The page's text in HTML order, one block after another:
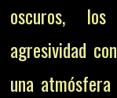
oscuros,
agresividad
una